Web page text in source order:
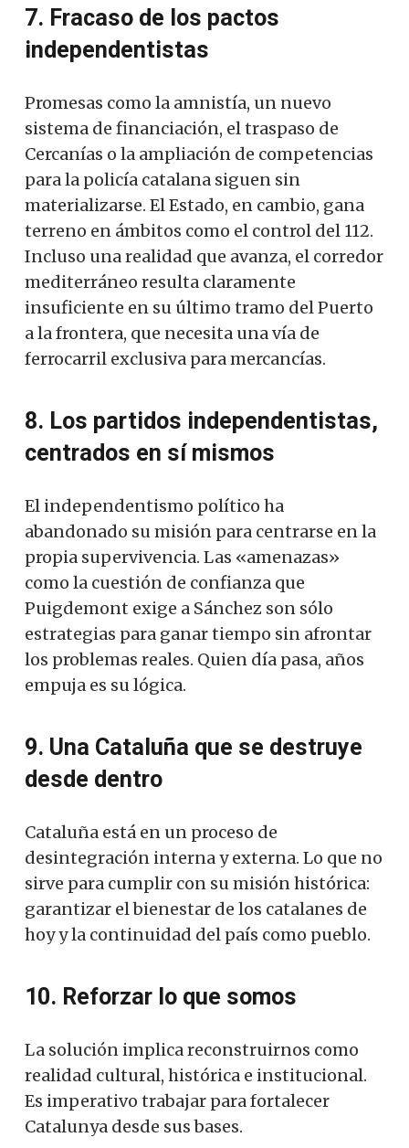
7. Fracaso de los pactos
independentistas
Promesas como la amnistía, un nuevo
sistema de financiación, el traspaso de
Cercanías o la ampliación de competencias
para la policía catalana siguen sin
materializarse. El Estado, en cambio, gana
terreno en ámbitos como el control del 112.
Incluso una realidad que avanza, el corredor
mediterráneo resulta claramente
insuficiente en su último tramo del Puerto
a la frontera, que necesita una vía de
ferrocarril exclusiva para mercancías.
8. Los partidos independentistas,
centrados en sí mismos
El independentismo político ha
abandonado su misión para centrarse en la
propia supervivencia. Las «amenazas»
como la cuestión de confianza que
Puigdemont exige a Sánchez son sólo
estrategias para ganar tiempo sin afrontar
los problemas reales. Quien día pasa, años
empuja es su lógica.
9. Una Cataluña que se destruye
desde dentro
Cataluña está en un proceso de
desintegración interna y externa. Lo que no
sirve para cumplir con su misión histórica:
garantizar el bienestar de los catalanes de
hoy y la continuidad del país como pueblo.
10. Reforzar lo que somos
La solución implica reconstruirnos como
realidad cultural, histórica e institucional.
Es imperativo trabajar para fortalecer
Catalunya desde sus bases.